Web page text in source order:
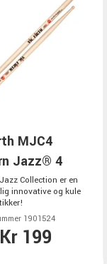
MJC4
Jazz® 4
Collection er en
innovative og kule
1901524
Kr 199